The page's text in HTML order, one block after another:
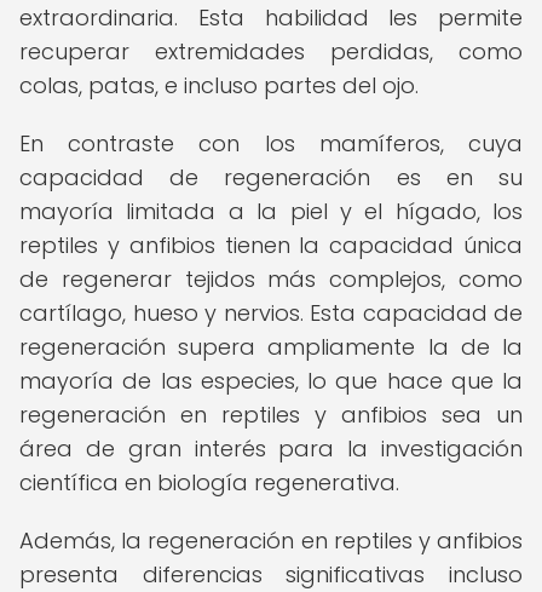
extraordinaria. Esta habilidad les permite
recuperar extremidades perdidas, como
colas, patas, e incluso partes del ojo.
En contraste con los mamíferos, cuya
capacidad de regeneración es en su
mayoría limitada a la piel y el hígado, los
reptiles y anfibios tienen la capacidad única
de regenerar tejidos más complejos, como
cartílago, hueso y nervios. Esta capacidad de
regeneración supera ampliamente la de la
mayoría de las especies, lo que hace que la
regeneración en reptiles y anfibios sea un
área de gran interés para la investigación
científica en biología regenerativa.
Además, la regeneración en reptiles y anfibios
presenta diferencias significativas incluso